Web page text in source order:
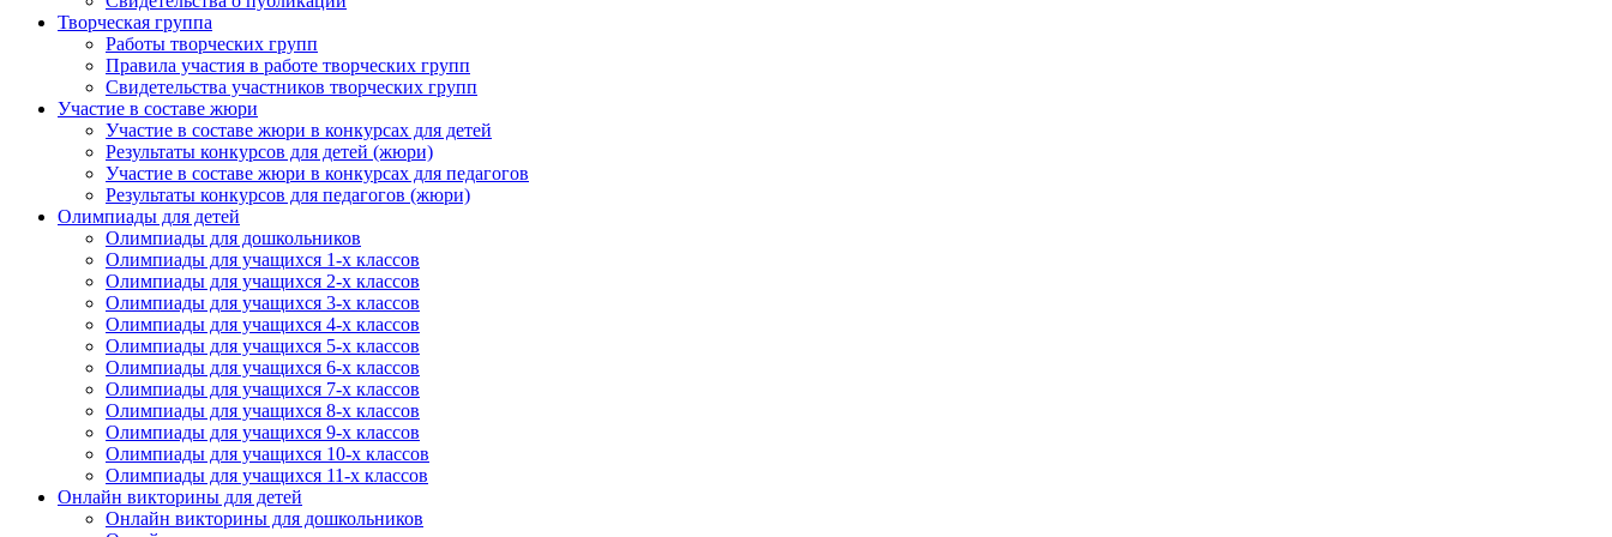
Творческая группа
Работы творческих групп
Правила участия в работе творческих групп
Свидетельства участников творческих групп
Участие в составе жюри
Участие в составе жюри в конкурсах для детей
Результаты конкурсов для детей (жюри)
Участие в составе жюри в конкурсах для педагогов
Результаты конкурсов для педагогов (жюри)
Олимпиады для детей
Олимпиады для дошкольников
Олимпиады для учащихся 1-х классов
Олимпиады для учащихся 2-х классов
Олимпиады для учащихся 3-х классов
Олимпиады для учащихся 4-х классов
Олимпиады для учащихся 5-х классов
Олимпиады для учащихся 6-х классов
Олимпиады для учащихся 7-х классов
Олимпиады для учащихся 8-х классов
Олимпиады для учащихся 9-х классов
Олимпиады для учащихся 10-х классов
Олимпиады для учащихся 11-х классов
Онлайн викторины для детей
Онлайн викторины для дошкольников